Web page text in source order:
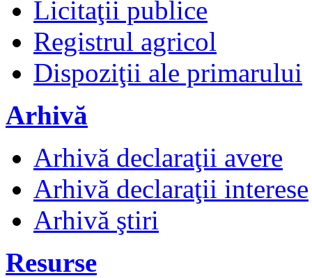
Licitaţii publice
Registrul agricol
Dispoziţii ale primarului
Arhivă
Arhivă declaraţii avere
Arhivă declaraţii interese
Arhivă ştiri
Resurse